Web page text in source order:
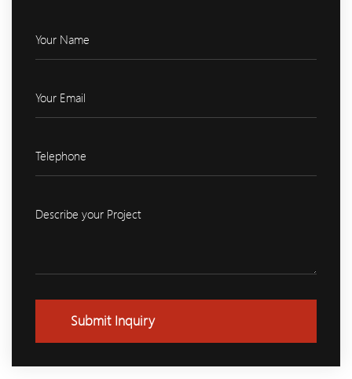
Submit Inquiry